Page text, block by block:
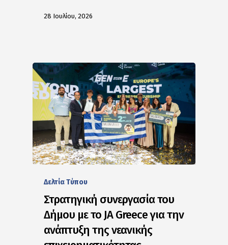
28 Ιουλίου, 2026
Δελτία Tύπου
Στρατηγική συνεργασία του
Δήμου με το JA Greece για την
ανάπτυξη της νεανικής